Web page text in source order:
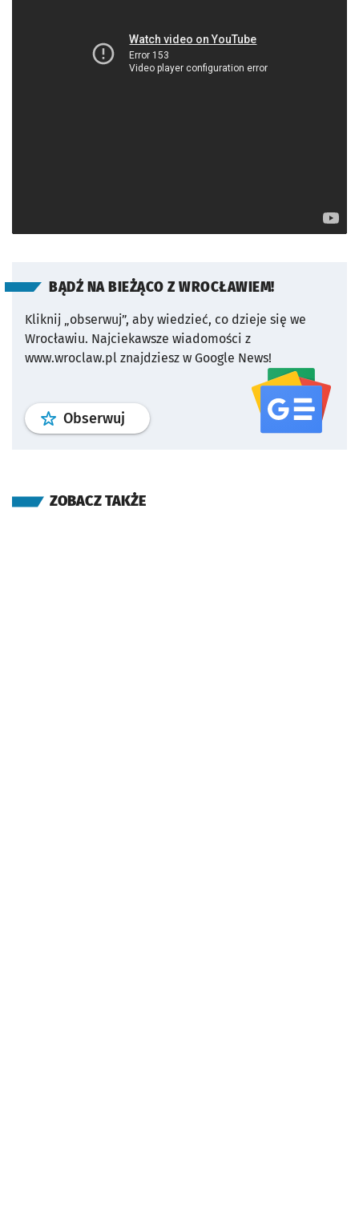
BĄDŹ NA BIEŻĄCO Z WROCŁAWIEM!
Kliknij „obserwuj”, aby wiedzieć, co dzieje się we
Wrocławiu. Najciekawsze wiadomości z
www.wroclaw.pl znajdziesz w Google News!
Obserwuj profil serwisu
ZOBACZ TAKŻE